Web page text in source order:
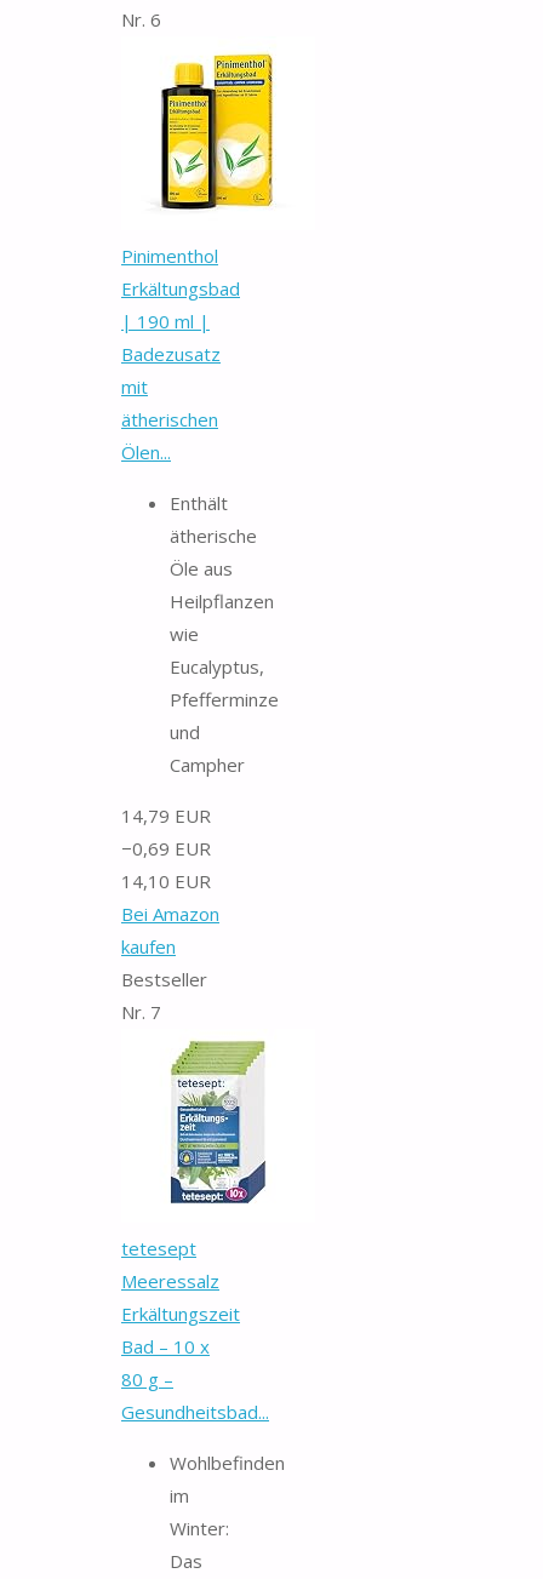
Nr. 6
Pinimenthol
Erkältungsbad
| 190 ml |
Badezusatz
mit
ätherischen
Ölen...
Enthält
ätherische
Öle aus
Heilpflanzen
wie
Eucalyptus,
Pfefferminze
und
Campher
14,79 EUR
−0,69 EUR
14,10 EUR
Bei Amazon
kaufen
Bestseller
Nr. 7
tetesept
Meeressalz
Erkältungszeit
Bad – 10 x
80 g –
Gesundheitsbad...
Wohlbefinden
im
Winter:
Das